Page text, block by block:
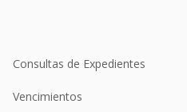
Consultas de Expedientes
Vencimientos